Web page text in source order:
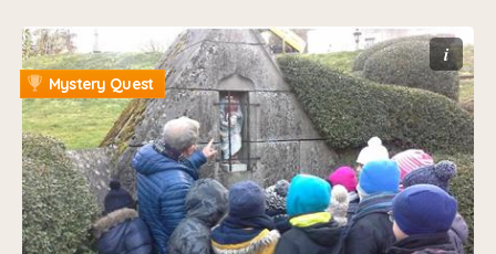
i
Mystery Quest